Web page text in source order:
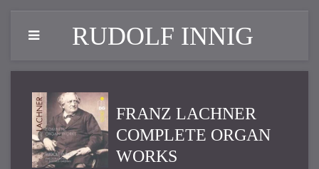
RUDOLF INNIG
FRANZ LACHNER
COMPLETE ORGAN
WORKS